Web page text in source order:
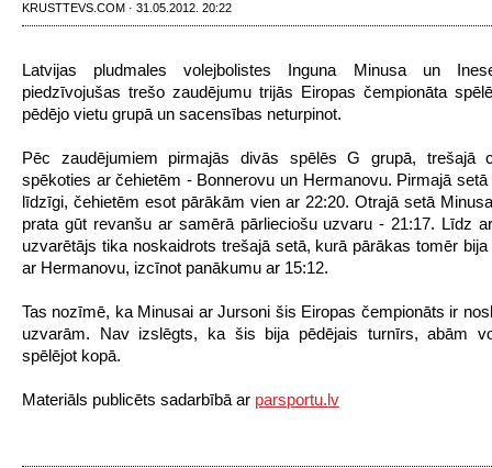
KRUSTTEVS.COM · 31.05.2012. 20:22
Latvijas pludmales volejbolistes Inguna Minusa un
piedzīvojušas trešo zaudējumu trijās Eiropas čempionāta
pēdējo vietu grupā un sacensības neturpinot.
Pēc zaudējumiem pirmajās divās spēlēs G grupā, trešajā
spēkoties ar čehietēm - Bonnerovu un Hermanovu. Pirmajā
līdzīgi, čehietēm esot pārākām vien ar 22:20. Otrajā setā
prata gūt revanšu ar samērā pārlieciošu uzvaru - 21:17. Līdz
uzvarētājs tika noskaidrots trešajā setā, kurā pārākas tomēr bija
ar Hermanovu, izcīnot panākumu ar 15:12.
Tas nozīmē, ka Minusai ar Jursoni šis Eiropas čempionāts ir
uzvarām. Nav izslēgts, ka šis bija pēdējais turnīrs, abām
spēlējot kopā.
Materiāls publicēts sadarbībā ar parsportu.lv